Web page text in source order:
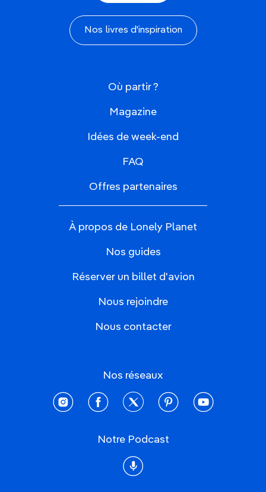
Nos livres d'inspiration
Où partir ?
Magazine
Idées de week-end
FAQ
Offres partenaires
À propos de Lonely Planet
Nos guides
Réserver un billet d'avion
Nous rejoindre
Nous contacter
Nos réseaux
instagramfacebooktwitter pinterestyoutube
Notre Podcast
Podcast